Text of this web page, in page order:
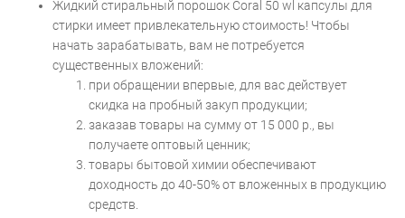
Жидкий стиральный порошок Coral 50 wl капсулы для
стирки имеет привлекательную стоимость! Чтобы
начать зарабатывать, вам не потребуется
существенных вложений:
при обращении впервые, для вас действует
скидка на пробный закуп продукции;
заказав товары на сумму от 15 000 р., вы
получаете оптовый ценник;
товары бытовой химии обеспечивают
доходность до 40-50% от вложенных в продукцию
средств.